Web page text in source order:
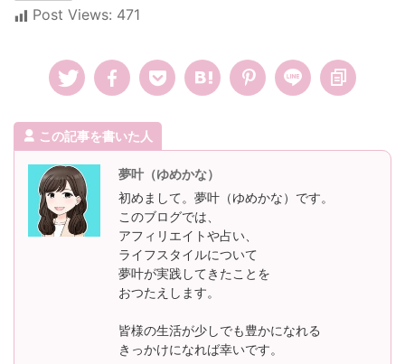
Post Views: 471
この記事を書いた人
夢叶（ゆめかな）
初めまして。夢叶（ゆめかな）です。
このブログでは、
アフィリエイトや占い、
ライフスタイルについて
夢叶が実践してきたことを
おつたえします。
皆様の生活が少しでも豊かになれる
きっかけになれば幸いです。